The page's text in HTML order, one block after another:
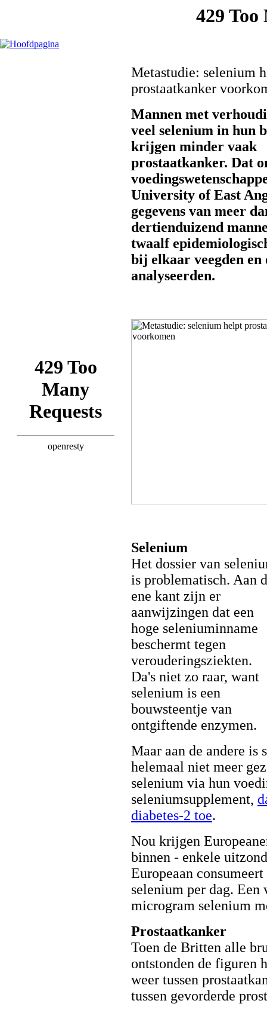
Metastudie: selenium
prostaatkanker
Mannen met
veel selenium in hun
krijgen minder vaak
prostaatkanker. Dat
University of East
gegevens van meer
dertienduizend
twaalf
bij elkaar veegden en
analyseerden.
Selenium
Het dossier van
is problematisch. Aan
ene kant zijn er
aanwijzingen dat een
hoge seleniuminname
beschermt tegen
verouderingsziekten.
Da's niet zo raar, want
selenium is een
bouwsteentje van
ontgiftende enzymen.
Maar aan de andere is
helemaal niet meer
selenium via hun
seleniumsupplement,
diabetes-2 toe.
Nou krijgen
binnen - enkele
Europeaan
selenium per dag. Een
microgram selenium
Prostaatkanker
Toen de Britten alle
ontstonden de figuren
weer tussen
tussen gevorderde